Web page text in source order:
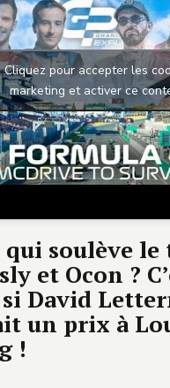
Cliquez pour accepter les
marketing et activer ce
qui soulève le
et Ocon ?
David
un prix à
!